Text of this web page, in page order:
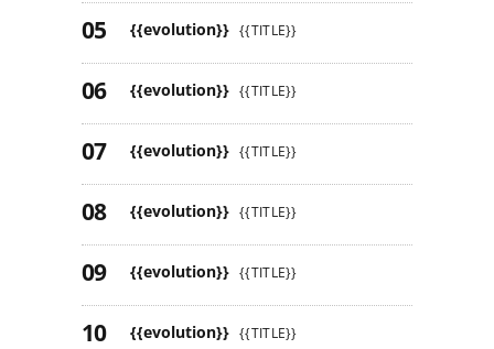
{{evolution}} {{TITLE}}
{{evolution}} {{TITLE}}
{{evolution}} {{TITLE}}
{{evolution}} {{TITLE}}
{{evolution}} {{TITLE}}
{{evolution}} {{TITLE}}